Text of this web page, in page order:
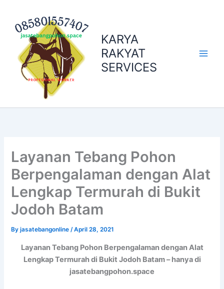
content
KARYA
RAKYAT
SERVICES
Layanan Tebang Pohon
Berpengalaman dengan Alat
Lengkap Termurah di Bukit
Jodoh Batam
Byjasatebangonline/April 28, 2021
Layanan Tebang Pohon Berpengalaman dengan Alat
Lengkap Termurah di Bukit Jodoh Batam – hanya di
jasatebangpohon.space